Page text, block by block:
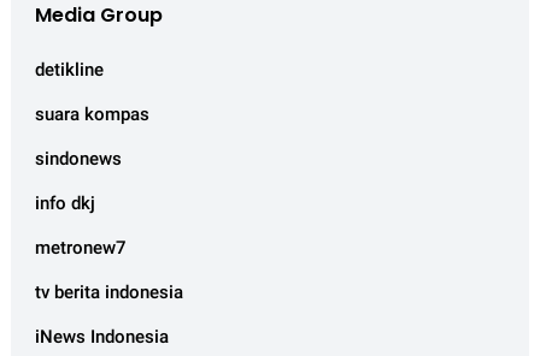
Media Group
detikline
suara kompas
sindonews
info dkj
metronew7
tv berita indonesia
iNews Indonesia